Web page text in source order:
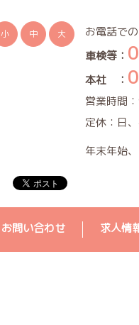
お電話で
車検等：
本社 ：
営業時間
定休：日
年末年始
小 中 大
お問い合わせ 求人情